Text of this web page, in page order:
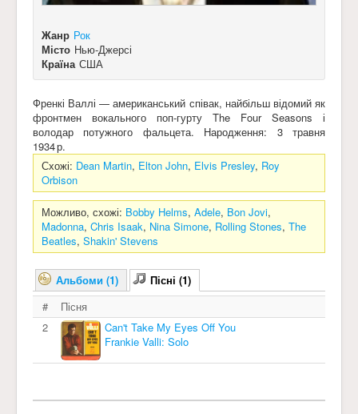
Жанр Рок
Місто Нью-Джерсі
Країна США
Френкі Валлі — американський співак, найбільш відомий як
фронтмен вокального поп-гурту The Four Seasons і
володар потужного фальцета. Народження: 3 травня
1934 р.
Схожі: Dean Martin, Elton John, Elvis Presley, Roy
Orbison
Можливо, схожі: Bobby Helms, Adele, Bon Jovi,
Madonna, Chris Isaak, Nina Simone, Rolling Stones, The
Beatles, Shakin' Stevens
Альбоми (1)
Пісні (1)
#
Пісня
2
Can't Take My Eyes Off You
Frankie Valli: Solo